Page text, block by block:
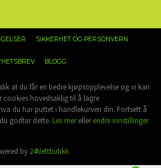
SIKKERHET OG PERSONVERN
BLOGG
at du får en bedre kjøpsopplevelse og vi kan
cookies hovedsaklig til å lagre
du har puttet i handlekurven din. Fortsett å
godtar dette. Les merellerendre innstillinger
by 24Nettbutikk